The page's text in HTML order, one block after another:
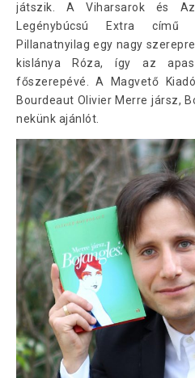
játszik. A Viharsarok és
Legénybúcsú Extra
Pillanatnyilag egy nagy
kislánya Róza, így az
főszerepévé. A Magvető
Bourdeaut Olivier Merre jársz,
nekünk ajánlót.